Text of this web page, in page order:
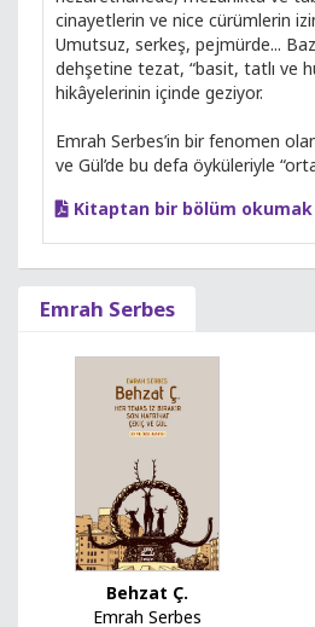
cinayetlerin ve nice cürümlerin
Umutsuz, serkeş, pejmürde...
dehşetine tezat, “basit, tatlı ve
hikâyelerinin içinde geziyor.
Emrah Serbes’in bir fenomen
ve Gül’de bu defa öyküleriyle
Kitaptan bir bölüm okumak
Emrah Serbes
Behzat Ç.
Emrah Serbes